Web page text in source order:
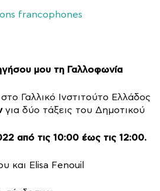
francophones
μου τη Γαλλοφωνία
Γαλλικό Ινστιτούτο Ελλάδος
για δύο τάξεις του Δημοτικού
από τις 10:00 έως τις 12:00.
και Elisa Fenouil